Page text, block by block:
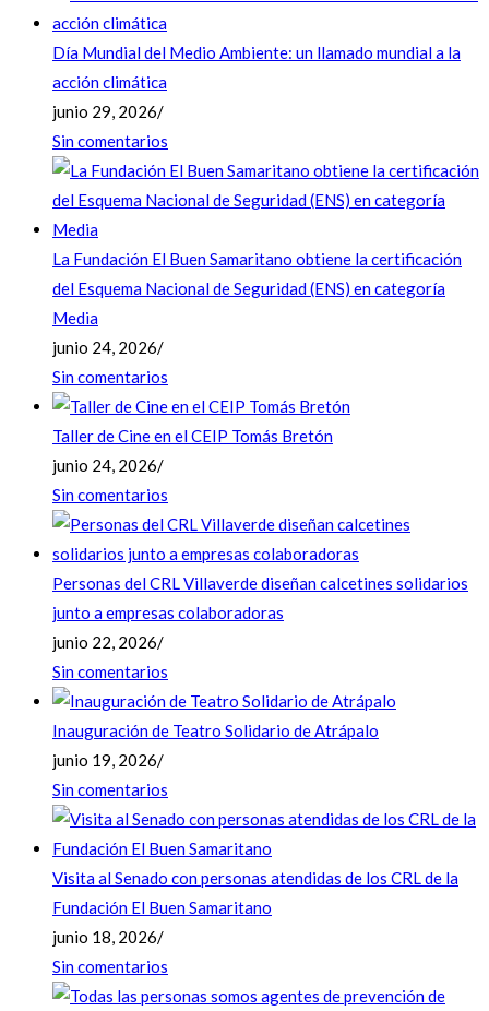
Día Mundial del Medio Ambiente: un llamado mundial a la
acción climática
junio 29, 2026/
Sin comentarios
La Fundación El Buen Samaritano obtiene la certificación
del Esquema Nacional de Seguridad (ENS) en categoría
Media
junio 24, 2026/
Sin comentarios
Taller de Cine en el CEIP Tomás Bretón
junio 24, 2026/
Sin comentarios
Personas del CRL Villaverde diseñan calcetines solidarios
junto a empresas colaboradoras
junio 22, 2026/
Sin comentarios
Inauguración de Teatro Solidario de Atrápalo
junio 19, 2026/
Sin comentarios
Visita al Senado con personas atendidas de los CRL de la
Fundación El Buen Samaritano
junio 18, 2026/
Sin comentarios